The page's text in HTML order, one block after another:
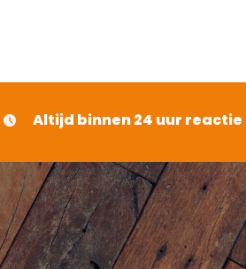
Altijd binnen 24 uur reactie